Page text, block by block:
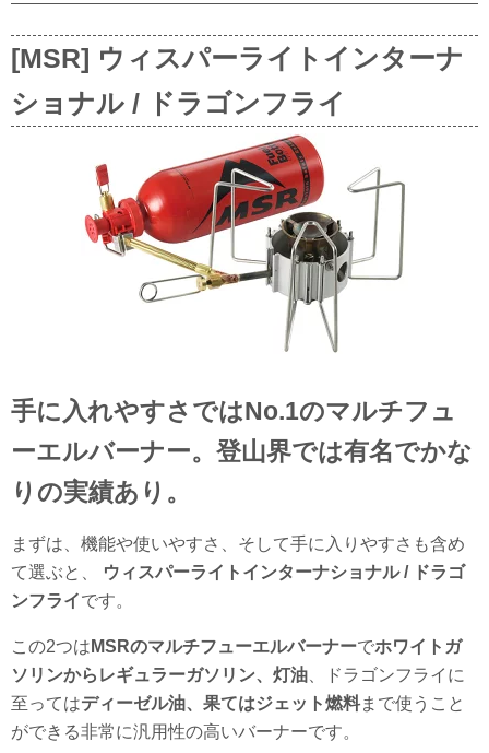
[MSR] ウィスパーライトインターナ
ショナル / ドラゴンフライ
手に入れやすさではNo.1のマルチフュ
ーエルバーナー。登山界では有名でかな
りの実績あり。
まずは、機能や使いやすさ、そして手に入りやすさも含め
て選ぶと、
ウィスパーライトインターナショナル / ドラゴ
ンフライです。
この2つは MSRのマルチフューエルバーナーでホワイトガ
ソリンからレギュラーガソリン、灯油 、ドラゴンフライに
至ってはディーゼル油、果てはジェット燃料まで使うこと
ができる非常に汎用性の高いバーナーです。